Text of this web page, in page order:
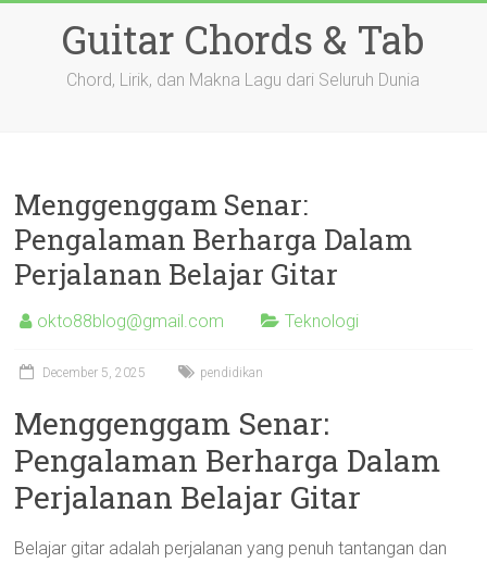
Guitar Chords & Tab
Chord, Lirik, dan Makna Lagu dari Seluruh Dunia
Menggenggam Senar:
Pengalaman Berharga Dalam
Perjalanan Belajar Gitar
okto88blog@gmail.com Teknologi
December 5, 2025 pendidikan
Menggenggam Senar:
Pengalaman Berharga Dalam
Perjalanan Belajar Gitar
Belajar gitar adalah perjalanan yang penuh tantangan dan